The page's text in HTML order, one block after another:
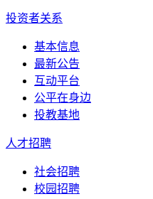
投资者关系
基本信息
最新公告
互动平台
公平在身边
投教基地
人才招聘
社会招聘
校园招聘